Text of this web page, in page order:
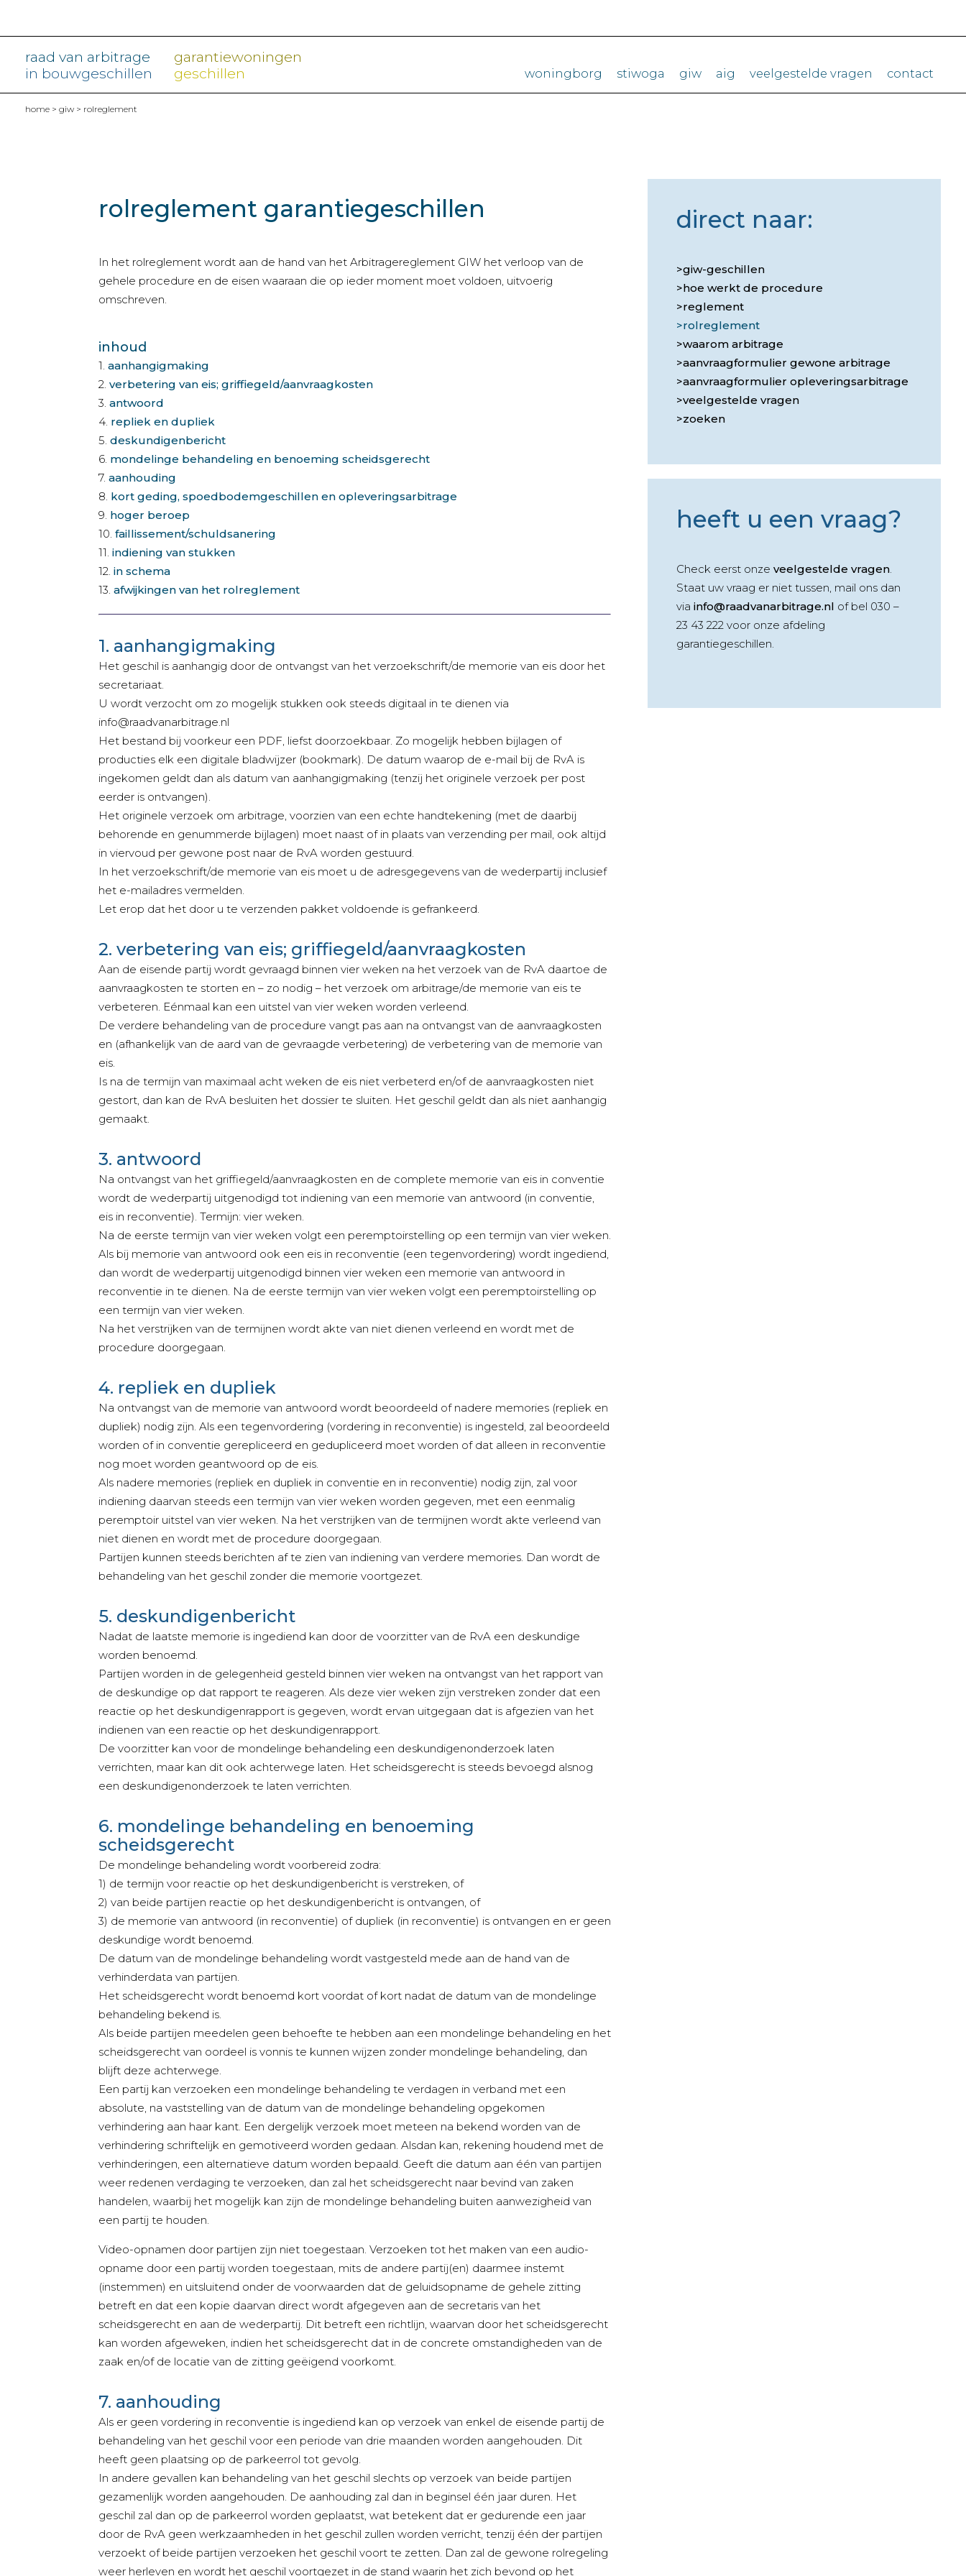
raad van arbitrage
in bouwgeschillen
garantiewoningen
geschillen
woningborg stiwoga giw aig veelgestelde vragen contact
home > giw > rolreglement
rolreglement garantiegeschillen
In het rolreglement wordt aan de hand van het Arbitragereglement GIW het verloop van de
gehele procedure en de eisen waaraan die op ieder moment moet voldoen, uitvoerig
omschreven.
inhoud
1. aanhangigmaking
2. verbetering van eis; griffiegeld/aanvraagkosten
3. antwoord
4. repliek en dupliek
5. deskundigenbericht
6. mondelinge behandeling en benoeming scheidsgerecht
7. aanhouding
8. kort geding, spoedbodemgeschillen en opleveringsarbitrage
9. hoger beroep
10. faillissement/schuldsanering
11. indiening van stukken
12. in schema
13. afwijkingen van het rolreglement
1. aanhangigmaking
Het geschil is aanhangig door de ontvangst van het verzoekschrift/de memorie van eis door het
secretariaat.
U wordt verzocht om zo mogelijk stukken ook steeds digitaal in te dienen via
info@raadvanarbitrage.nl
Het bestand bij voorkeur een PDF, liefst doorzoekbaar. Zo mogelijk hebben bijlagen of
producties elk een digitale bladwijzer (bookmark). De datum waarop de e-mail bij de RvA is
ingekomen geldt dan als datum van aanhangigmaking (tenzij het originele verzoek per post
eerder is ontvangen).
Het originele verzoek om arbitrage, voorzien van een echte handtekening (met de daarbij
behorende en genummerde bijlagen) moet naast of in plaats van verzending per mail, ook altijd
in viervoud per gewone post naar de RvA worden gestuurd.
In het verzoekschrift/de memorie van eis moet u de adresgegevens van de wederpartij inclusief
het e-mailadres vermelden.
Let erop dat het door u te verzenden pakket voldoende is gefrankeerd.
2. verbetering van eis; griffiegeld/aanvraagkosten
Aan de eisende partij wordt gevraagd binnen vier weken na het verzoek van de RvA daartoe de
aanvraagkosten te storten en – zo nodig – het verzoek om arbitrage/de memorie van eis te
verbeteren. Eénmaal kan een uitstel van vier weken worden verleend.
De verdere behandeling van de procedure vangt pas aan na ontvangst van de aanvraagkosten
en (afhankelijk van de aard van de gevraagde verbetering) de verbetering van de memorie van
eis.
Is na de termijn van maximaal acht weken de eis niet verbeterd en/of de aanvraagkosten niet
gestort, dan kan de RvA besluiten het dossier te sluiten. Het geschil geldt dan als niet aanhangig
gemaakt.
3. antwoord
Na ontvangst van het griffiegeld/aanvraagkosten en de complete memorie van eis in conventie
wordt de wederpartij uitgenodigd tot indiening van een memorie van antwoord (in conventie,
eis in reconventie). Termijn: vier weken.
Na de eerste termijn van vier weken volgt een peremptoirstelling op een termijn van vier weken.
Als bij memorie van antwoord ook een eis in reconventie (een tegenvordering) wordt ingediend,
dan wordt de wederpartij uitgenodigd binnen vier weken een memorie van antwoord in
reconventie in te dienen. Na de eerste termijn van vier weken volgt een peremptoirstelling op
een termijn van vier weken.
Na het verstrijken van de termijnen wordt akte van niet dienen verleend en wordt met de
procedure doorgegaan.
4. repliek en dupliek
Na ontvangst van de memorie van antwoord wordt beoordeeld of nadere memories (repliek en
dupliek) nodig zijn. Als een tegenvordering (vordering in reconventie) is ingesteld, zal beoordeeld
worden of in conventie gerepliceerd en gedupliceerd moet worden of dat alleen in reconventie
nog moet worden geantwoord op de eis.
Als nadere memories (repliek en dupliek in conventie en in reconventie) nodig zijn, zal voor
indiening daarvan steeds een termijn van vier weken worden gegeven, met een eenmalig
peremptoir uitstel van vier weken. Na het verstrijken van de termijnen wordt akte verleend van
niet dienen en wordt met de procedure doorgegaan.
Partijen kunnen steeds berichten af te zien van indiening van verdere memories. Dan wordt de
behandeling van het geschil zonder die memorie voortgezet.
5. deskundigenbericht
Nadat de laatste memorie is ingediend kan door de voorzitter van de RvA een deskundige
worden benoemd.
Partijen worden in de gelegenheid gesteld binnen vier weken na ontvangst van het rapport van
de deskundige op dat rapport te reageren. Als deze vier weken zijn verstreken zonder dat een
reactie op het deskundigenrapport is gegeven, wordt ervan uitgegaan dat is afgezien van het
indienen van een reactie op het deskundigenrapport.
De voorzitter kan voor de mondelinge behandeling een deskundigenonderzoek laten
verrichten, maar kan dit ook achterwege laten. Het scheidsgerecht is steeds bevoegd alsnog
een deskundigenonderzoek te laten verrichten.
6. mondelinge behandeling en benoeming
scheidsgerecht
De mondelinge behandeling wordt voorbereid zodra:
1) de termijn voor reactie op het deskundigenbericht is verstreken, of
2) van beide partijen reactie op het deskundigenbericht is ontvangen, of
3) de memorie van antwoord (in reconventie) of dupliek (in reconventie) is ontvangen en er geen
deskundige wordt benoemd.
De datum van de mondelinge behandeling wordt vastgesteld mede aan de hand van de
verhinderdata van partijen.
Het scheidsgerecht wordt benoemd kort voordat of kort nadat de datum van de mondelinge
behandeling bekend is.
Als beide partijen meedelen geen behoefte te hebben aan een mondelinge behandeling en het
scheidsgerecht van oordeel is vonnis te kunnen wijzen zonder mondelinge behandeling, dan
blijft deze achterwege.
Een partij kan verzoeken een mondelinge behandeling te verdagen in verband met een
absolute, na vaststelling van de datum van de mondelinge behandeling opgekomen
verhindering aan haar kant. Een dergelijk verzoek moet meteen na bekend worden van de
verhindering schriftelijk en gemotiveerd worden gedaan. Alsdan kan, rekening houdend met de
verhinderingen, een alternatieve datum worden bepaald. Geeft die datum aan één van partijen
weer redenen verdaging te verzoeken, dan zal het scheidsgerecht naar bevind van zaken
handelen, waarbij het mogelijk kan zijn de mondelinge behandeling buiten aanwezigheid van
een partij te houden.
Video-opnamen door partijen zijn niet toegestaan. Verzoeken tot het maken van een audio-
opname door een partij worden toegestaan, mits de andere partij(en) daarmee instemt
(instemmen) en uitsluitend onder de voorwaarden dat de geluidsopname de gehele zitting
betreft en dat een kopie daarvan direct wordt afgegeven aan de secretaris van het
scheidsgerecht en aan de wederpartij. Dit betreft een richtlijn, waarvan door het scheidsgerecht
kan worden afgeweken, indien het scheidsgerecht dat in de concrete omstandigheden van de
zaak en/of de locatie van de zitting geëigend voorkomt.
7. aanhouding
Als er geen vordering in reconventie is ingediend kan op verzoek van enkel de eisende partij de
behandeling van het geschil voor een periode van drie maanden worden aangehouden. Dit
heeft geen plaatsing op de parkeerrol tot gevolg.
In andere gevallen kan behandeling van het geschil slechts op verzoek van beide partijen
gezamenlijk worden aangehouden. De aanhouding zal dan in beginsel één jaar duren. Het
geschil zal dan op de parkeerrol worden geplaatst, wat betekent dat er gedurende een jaar
door de RvA geen werkzaamheden in het geschil zullen worden verricht, tenzij één der partijen
verzoekt of beide partijen verzoeken het geschil voort te zetten. Dan zal de gewone rolregeling
weer herleven en wordt het geschil voortgezet in de stand waarin het zich bevond op het
direct naar:
giw-geschillen
hoe werkt de procedure
reglement
rolreglement
waarom arbitrage
aanvraagformulier gewone arbitrage
aanvraagformulier opleveringsarbitrage
veelgestelde vragen
zoeken
heeft u een vraag?
Check eerst onzeveelgestelde vragen.
Staat uw vraag er niet tussen, mail ons dan
viainfo@raadvanarbitrage.nl of bel 030 –
23 43 222 voor onze afdeling
garantiegeschillen.